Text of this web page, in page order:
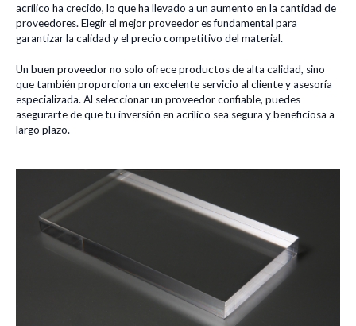
acrílico ha crecido, lo que ha llevado a un aumento en la cantidad de
proveedores. Elegir el mejor proveedor es fundamental para
garantizar la calidad y el precio competitivo del material.
Un buen proveedor no solo ofrece productos de alta calidad, sino
que también proporciona un excelente servicio al cliente y asesoría
especializada. Al seleccionar un proveedor confiable, puedes
asegurarte de que tu inversión en acrílico sea segura y beneficiosa a
largo plazo.